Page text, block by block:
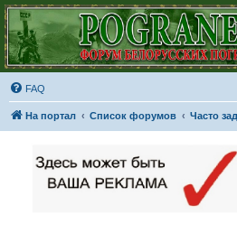
FAQ
На портал Список форумов Часто